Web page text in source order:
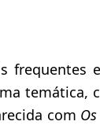
temática,
com